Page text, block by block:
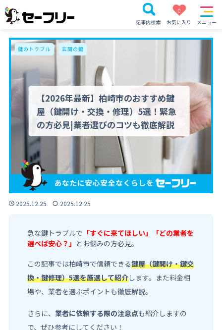
記事内検索
0
お気に入り
メニュー
【2026年最新】柏崎市のおすすめ鍵
屋（鍵開け・交換・修理）5選！緊急
の方必見|業者選びのコツも徹底解説
鍵のトラブル 玄関の鍵
2025.12.25 2025.12.25
急な鍵トラブルで 「すぐに来てほしい」「どの業者を
選べば安心？」 とお悩みの方必見。
この記事では柏崎市で信頼できる鍵屋（鍵開け・鍵交
換・鍵修理）5選を厳選して紹介します。また料金相
場や、業者を選ぶポイントも徹底解説。
さらに、 業者に依頼する際の注意点も紹介しますの
で、ぜひ参考にしてください！